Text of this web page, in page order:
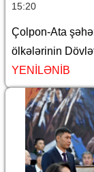
15:20
Çolpon-Ata
ölkələrinin
YENİLƏNİB